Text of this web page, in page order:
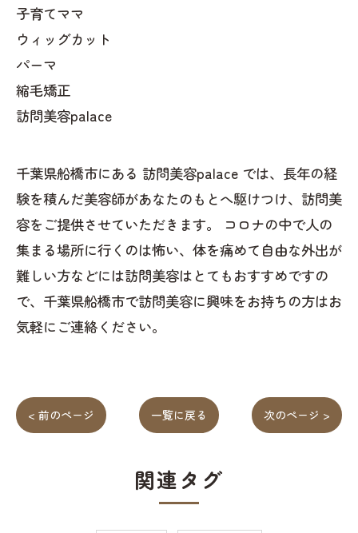
子育てママ
ウィッグカット
パーマ
縮毛矯正
訪問美容palace
千葉県船橋市にある 訪問美容palace では、長年の経
験を積んだ美容師があなたのもとへ駆けつけ、訪問美
容をご提供させていただきます。 コロナの中で人の
集まる場所に行くのは怖い、体を痛めて自由な外出が
難しい方などには訪問美容はとてもおすすめですの
で、千葉県船橋市で訪問美容に興味をお持ちの方はお
気軽にご連絡ください。
< 前のページ 一覧に戻る 次のページ >
関連タグ